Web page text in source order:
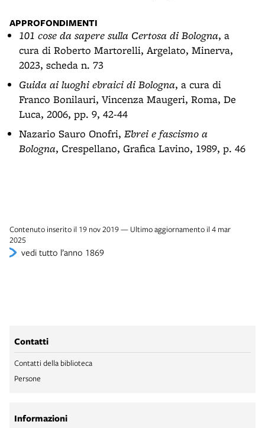
APPROFONDIMENTI
101 cose da sapere sulla Certosa di Bologna, a
cura di Roberto Martorelli, Argelato, Minerva,
2023, scheda n. 73
Guida ai luoghi ebraici di Bologna, a cura di
Franco Bonilauri, Vincenza Maugeri, Roma, De
Luca, 2006, pp. 9, 42-44
Nazario Sauro Onofri, Ebrei e fascismo a
Bologna, Crespellano, Grafica Lavino, 1989, p. 46
Contenuto inserito il 19 nov 2019 — Ultimo aggiornamento il 4 mar
2025
vedi tutto l’anno 1869
Contatti
Contatti della biblioteca
Persone
Informazioni